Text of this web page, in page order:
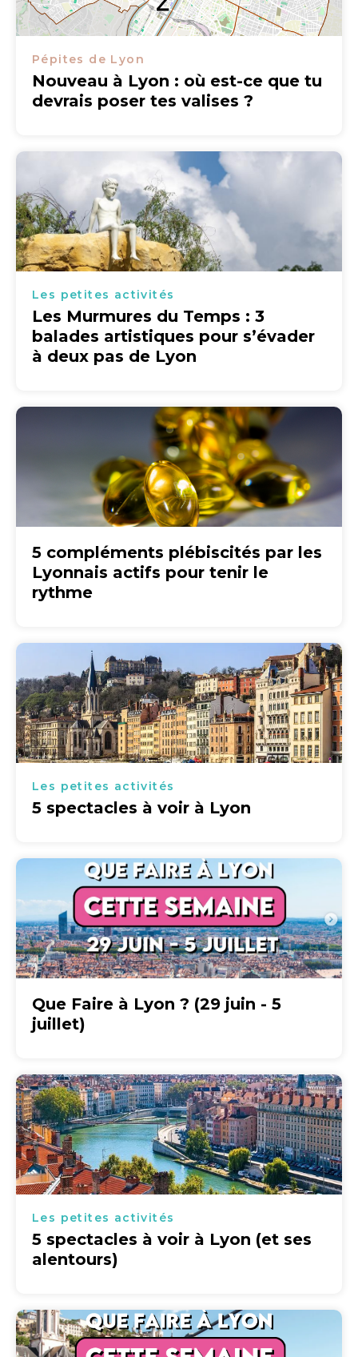
Pépites de Lyon
Nouveau à Lyon : où est-ce que tu
devrais poser tes valises ?
Les petites activités
Les Murmures du Temps : 3
balades artistiques pour s’évader
à deux pas de Lyon
5 compléments plébiscités par les
Lyonnais actifs pour tenir le
rythme
Les petites activités
5 spectacles à voir à Lyon
Que Faire à Lyon ? (29 juin - 5
juillet)
Les petites activités
5 spectacles à voir à Lyon (et ses
alentours)